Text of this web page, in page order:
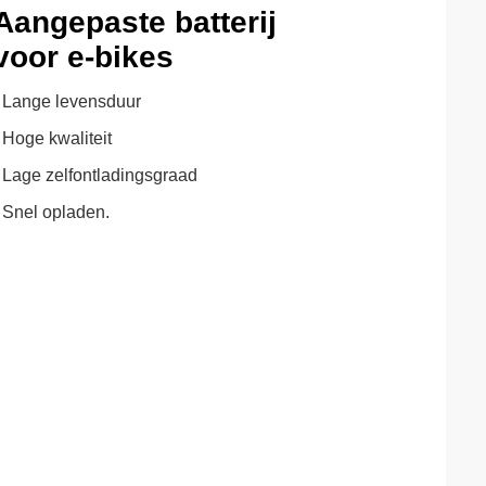
batterij
e-bikes
Lange levensduur
Hoge kwaliteit
Lage zelfontladingsgraad
Snel opladen.